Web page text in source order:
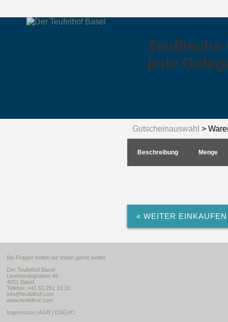
Teuflische
jede
Gutscheinauswahl >
Beschreibung Menge
« WEITER EINKAUFEN
Bei Fragen helfen wir Ihnen gerne weiter.
Der Teufelhof Basel
Leonhardsgraben 49
4051 Basel
Telefon: +41 61 261 10 10
info@teufelhof.com
www.teufelhof.com
Impressum | AGB | DSGVO